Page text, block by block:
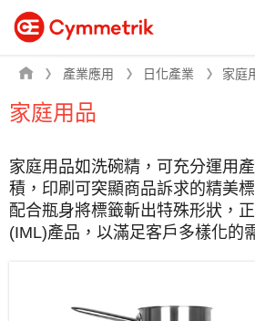
產業應用 日化產業
家庭用品
家庭用品如洗碗精，可充分運用
積，印刷可突顯商品訴求的精美
配合瓶身將標籤斬出特殊形狀，
(IML)產品，以滿足客戶多樣化的